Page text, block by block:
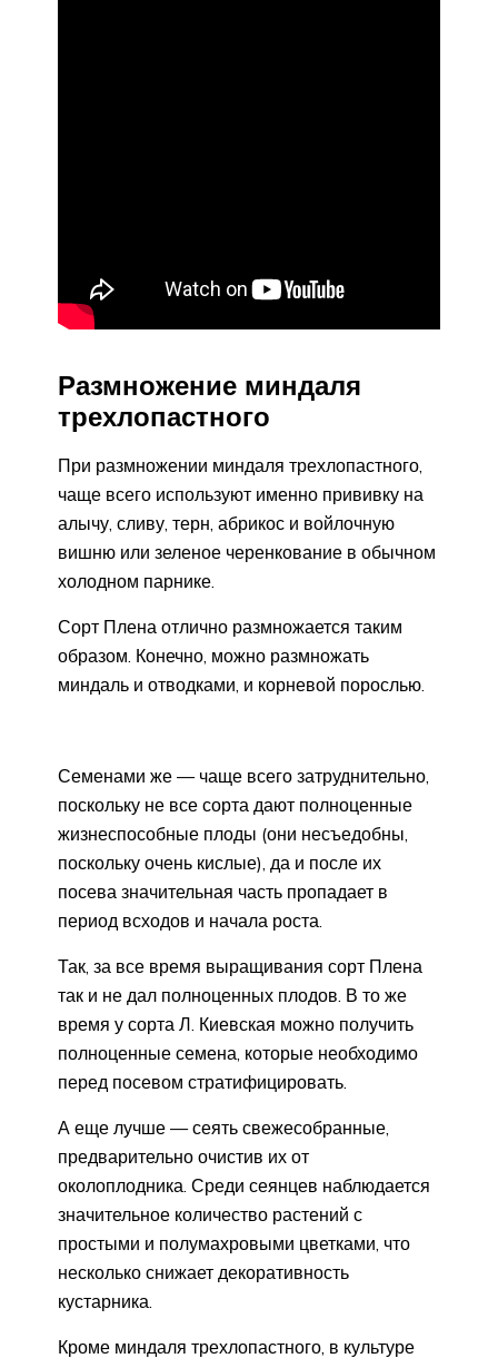
Размножение миндаля
трехлопастного
При размножении миндаля трехлопастного,
чаще всего используют именно прививку на
алычу, сливу, терн, абрикос и войлочную
вишню или зеленое черенкование в обычном
холодном парнике.
Сорт Плена отлично размножается таким
образом. Конечно, можно размножать
миндаль и отводками, и корневой порослью.
Семенами же — чаще всего затруднительно,
поскольку не все сорта дают полноценные
жизнеспособные плоды (они несъедобны,
поскольку очень кислые), да и после их
посева значительная часть пропадает в
период всходов и начала роста.
Так, за все время выращивания сорт Плена
так и не дал полноценных плодов. В то же
время у сорта Л. Киевская можно получить
полноценные семена, которые необходимо
перед посевом стратифицировать.
А еще лучше — сеять свежесобранные,
предварительно очистив их от
околоплодника. Среди сеянцев наблюдается
значительное количество растений с
простыми и полумахровыми цветками, что
несколько снижает декоративность
кустарника.
Кроме миндаля трехлопастного, в культуре